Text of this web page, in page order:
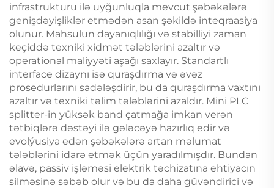
infrastrukturu ilə uyğunluqla mevcut şəbəkələrə
genişdəyişliklər etmədən asan şəkildə inteqraasiya
olunur. Mahsulun dayanıqlılığı və stabilliyi zaman
keçiddə texniki xidmət tələblərini azaltır və
operational maliyyəti aşağı saxlayır. Standartlı
interface dizaynı isə quraşdırma və əvəz
prosedurlarını sadələşdirir, bu da quraşdırma vaxtını
azaltır və texniki təlim tələblərini azaldır. Mini PLC
splitter-in yüksək band çatmağa imkan verən
tətbiqlərə dəstəyi ilə gələcəyə hazırlıq edir və
evolýusiya edən şəbəkələrə artan məlumat
tələblərini idarə etmək üçün yaradılmışdır. Bundan
əlavə, passiv işləməsi elektrik təchizatına ehtiyacın
silməsinə səbəb olur və bu da daha güvəndirici və